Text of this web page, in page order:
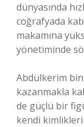
dünyasında
coğrafyada
makamına
yönetiminde
Abdülkerim
kazanmakla
de güçlü bir
kendi